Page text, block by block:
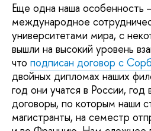
Еще одна наша особенность
международное
университетами мира, с
вышли на высокий уровень
что подписан договор с
двойных дипломах наших
год они учатся в России, год
договоры, по которым наши
магистранты, на семестр